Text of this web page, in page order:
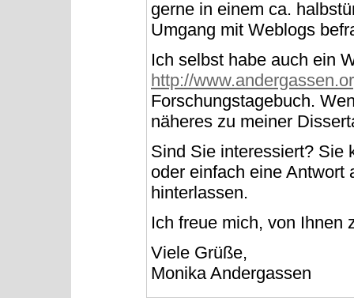
gerne in einem ca.
Umgang mit Weblogs
Ich selbst habe auch ein
http://
Forschungstagebuch.
näheres zu meiner
Sind Sie interessiert? Sie
oder einfach eine Antwort
hinterlassen.
Ich freue mich, von Ihnen
Viele Grüße,
Monika Andergassen